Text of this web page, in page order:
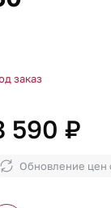
заказ
590 ₽
Обновление цен